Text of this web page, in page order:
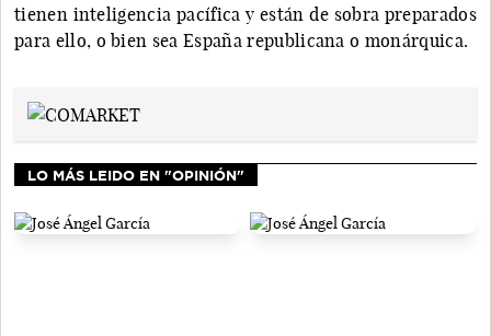
tienen inteligencia pacífica y están de sobra preparados
para ello, o bien sea España republicana o monárquica.
LO MÁS LEIDO EN "OPINIÓN"